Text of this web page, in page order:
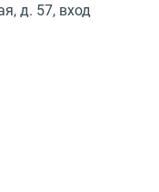
д. 57, вход